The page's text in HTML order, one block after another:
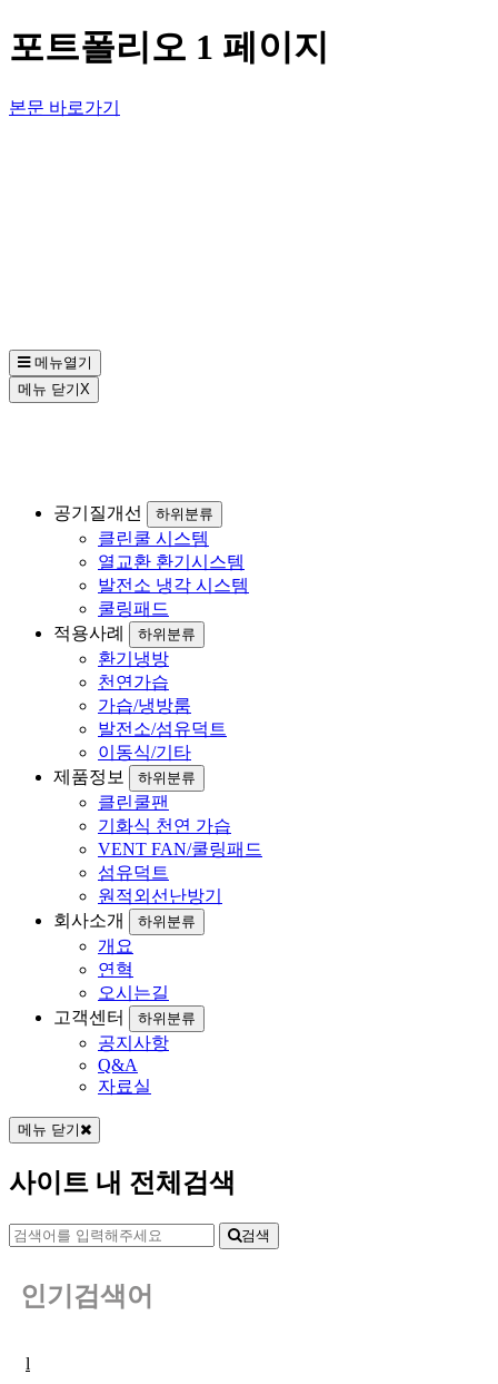
포트폴리오 1 페이지
본문 바로가기
메뉴열기
메뉴 닫기X
공기질개선 하위분류
클린쿨 시스템
열교환 환기시스템
발전소 냉각 시스템
쿨링패드
적용사례
하위분류
환기냉방
천연가습
가습/냉방룸
발전소/섬유덕트
이동식/기타
제품정보
하위분류
클린쿨팬
기화식 천연 가습
VENT FAN/쿨링패드
섬유덕트
원적외선난방기
회사소개
하위분류
개요
연혁
오시는길
고객센터
하위분류
공지사항
Q&A
자료실
메뉴 닫기
사이트 내 전체검색
검색
인기검색어
l